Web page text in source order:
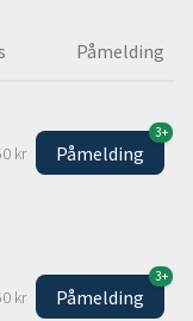
Påmelding
kr Påmelding
3+
kr Påmelding
3+